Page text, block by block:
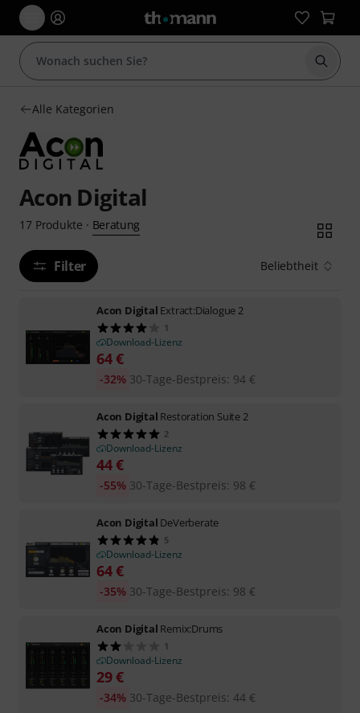
Suche
Alle Kategorien
Acon Digital
17 Produkte · Beratung
Filter Beliebtheit
Acon Digital Extract:Dialogue 2
1
Download-Lizenz
64€
30-Tage-Bestpreis: 94 €
-32%
Acon Digital Restoration Suite 2
2
Download-Lizenz
44€
30-Tage-Bestpreis: 98 €
-55%
Acon Digital DeVerberate
5
Download-Lizenz
64€
30-Tage-Bestpreis: 98 €
-35%
Acon Digital Remix:Drums
1
Download-Lizenz
29€
30-Tage-Bestpreis: 44 €
-34%